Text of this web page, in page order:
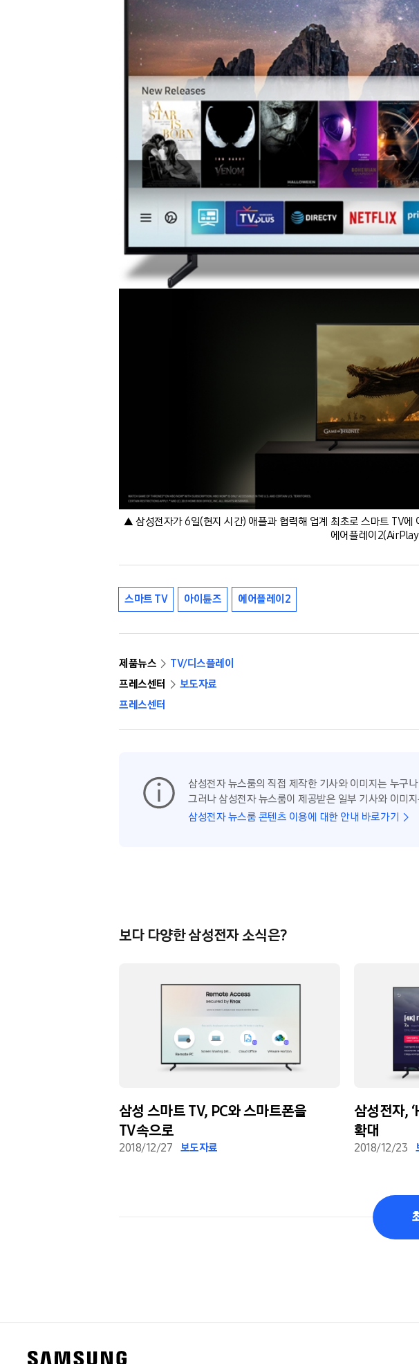
▲ 삼성전자가 6일(현지 시간) 애플과 협력해 업계 최초로 스마트 TV
에어플레이
스마트 TV 아이튠즈 에어플레이2
제품뉴스
TV/디스플레이
프레스센터
보도자료
프레스센터
삼성전자 뉴스룸의 직접 제작한 기사와 이미지는 누구
그러나 삼성전자 뉴스룸이 제공받은 일부 기사와 이미
삼성전자 뉴스룸 콘텐츠 이용에 대한 안내 바로가기
보다 다양한 삼성전자 소식은?
삼성 스마트 TV, PC와 스마트폰을
TV속으로
2018/12/27 보도자료
삼성전자,
확대
2018/12/23